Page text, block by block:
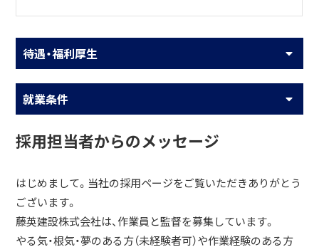
待遇・福利厚生
就業条件
採用担当者からのメッセージ
はじめまして。当社の採用ページをご覧いただきありがとう
ございます。
藤英建設株式会社は、作業員と監督を募集しています。
やる気・根気・夢のある方（未経験者可）や作業経験のある方